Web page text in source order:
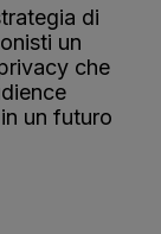
di
un
che
un futuro